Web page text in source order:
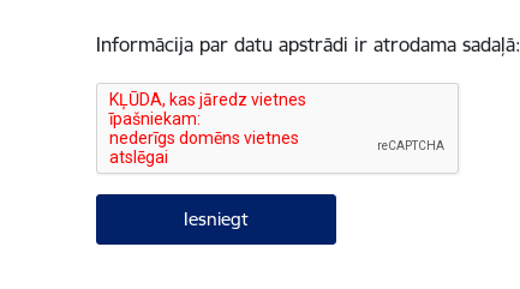
Informācija par datu apstrādi ir atrodama sadaļā: